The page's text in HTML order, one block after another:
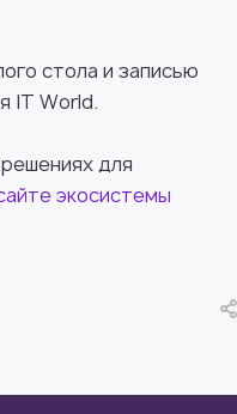
стола и записью
IT World.
для
экосистемы